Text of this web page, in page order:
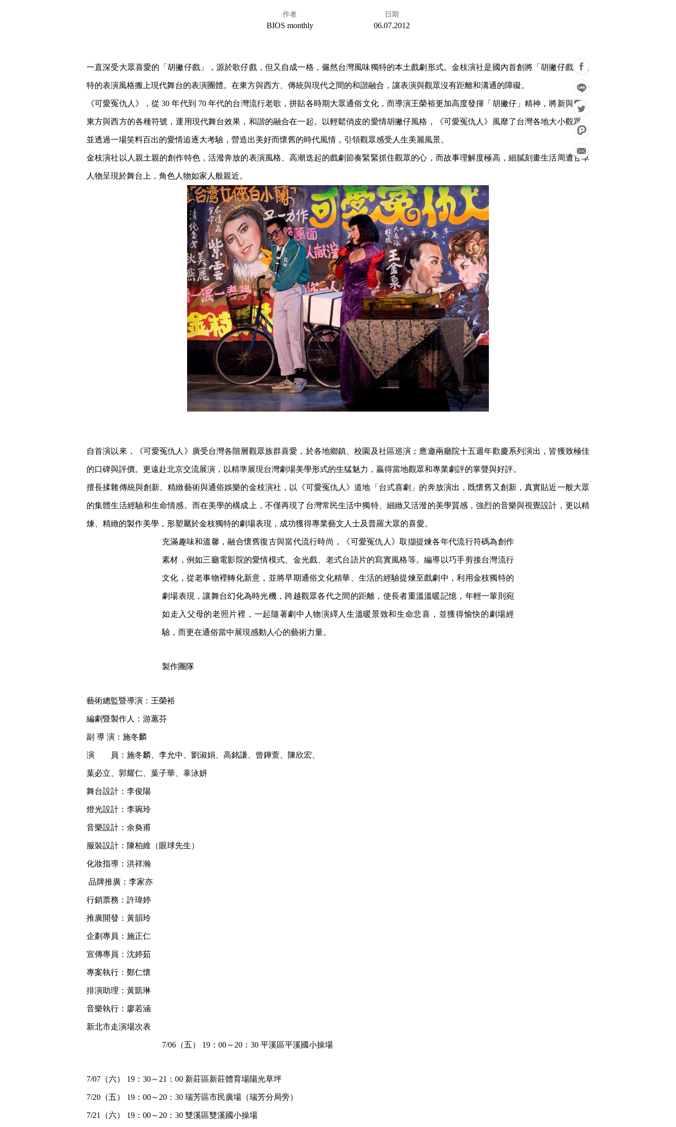
作者
BIOS monthly
日期
06.07.2012
一直深受大眾喜愛的「胡撇仔戲」，源於歌仔戲，但又自成一格，儼然台灣風味獨特的本土戲劇形式。金枝演社是國內首創將「胡撇仔戲」獨
特的表演風格搬上現代舞台的表演團體。在東方與西方、傳統與現代之間的和諧融合，讓表演與觀眾沒有距離和溝通的障礙。
《可愛冤仇人》，從 30 年代到 70 年代的台灣流行老歌，拼貼各時期大眾通俗文化，而導演王榮裕更加高度發揮「胡撇仔」精神，將新與舊、
東方與西方的各種符號，運用現代舞台效果，和諧的融合在一起。以輕鬆俏皮的愛情胡撇仔風格，《可愛冤仇人》風靡了台灣各地大小觀眾，
並透過一場笑料百出的愛情追逐大考驗，營造出美好而懷舊的時代風情，引領觀眾感受人生美麗風景。
金枝演社以人親土親的創作特色，活潑奔放的表演風格、高潮迭起的戲劇節奏緊緊抓住觀眾的心，而故事理解度極高，細膩刻畫生活周遭甘草
人物呈現於舞台上，角色人物如家人般親近。
自首演以來，《可愛冤仇人》廣受台灣各階層觀眾族群喜愛，於各地鄉鎮、校園及社區巡演；應邀兩廳院十五週年歡慶系列演出，皆獲致極佳
的口碑與評價。更遠赴北京交流展演，以精準展現台灣劇場美學形式的生猛魅力，贏得當地觀眾和專業劇評的掌聲與好評。
擅長揉雜傳統與創新、精緻藝術與通俗娛樂的金枝演社，以《可愛冤仇人》道地「台式喜劇」的奔放演出，既懷舊又創新，真實貼近一般大眾
的集體生活經驗和生命情感。而在美學的構成上，不僅再現了台灣常民生活中獨特、細緻又活潑的美學質感，強烈的音樂與視覺設計，更以精
煉、精緻的製作美學，形塑屬於金枝獨特的劇場表現，成功獲得專業藝文人士及普羅大眾的喜愛。
充滿趣味和溫馨，融合懷舊復古與當代流行時尚，《可愛冤仇人》取擷提煉各年代流行符碼為創作
素材，例如三廳電影院的愛情模式、金光戲、老式台語片的寫實風格等。編導以巧手剪接台灣流行
文化，從老事物裡轉化新意，並將早期通俗文化精華、生活的經驗提煉至戲劇中，利用金枝獨特的
劇場表現，讓舞台幻化為時光機，跨越觀眾各代之間的距離，使長者重溫溫暖記憶，年輕一輩則宛
如走入父母的老照片裡，一起隨著劇中人物演繹人生溫暖景致和生命悲喜，並獲得愉快的劇場經
驗，而更在通俗當中展現感動人心的藝術力量。
製作團隊
藝術總監暨導演：王榮裕
編劇暨製作人：游蕙芬
副 導 演：施冬麟
演 員：施冬麟、李允中、劉淑娟、高銘謙、曾鏵萱、陳欣宏、
葉必立、郭耀仁、葉子華、辜泳妍
舞台設計：李俊陽
燈光設計：李琬玲
音樂設計：余奐甫
服裝設計：陳柏維（眼球先生）
化妝指導：洪祥瀚
品牌推廣：李家亦
行銷票務：許瑋婷
推廣開發：黃韻玲
企劃專員：施正仁
宣傳專員：沈婷茹
專案執行：鄭仁懷
排演助理：黃凱琳
音樂執行：廖若涵
新北市走演場次表
7/06（五） 19：00～20：30 平溪區平溪國小操場
7/07（六） 19：30～21：00 新莊區新莊體育場陽光草坪
7/20（五） 19：00～20：30 瑞芳區市民廣場（瑞芳分局旁）
7/21（六） 19：00～20：30 雙溪區雙溪國小操場